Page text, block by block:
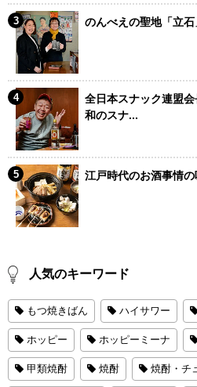
のんべえの聖地「立
全日本スナック連盟
和のスナ...
江戸時代のお酒事情の
人気のキーワード
もつ焼きばん ハイサワー
ホッピー ホッピーミーナ
甲類焼酎 焼酎 焼酎・チ